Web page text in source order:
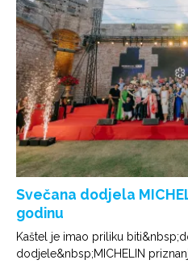
Svečana dodjela
godinu
Kaštel je imao priliku
dodjele&nbsp;MICHELIN